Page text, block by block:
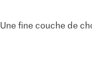
Une fine couche de